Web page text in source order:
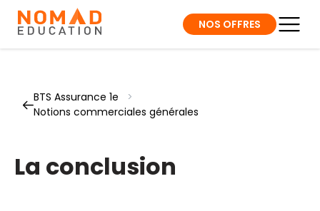
NOS OFFRES
BTS Assurance 1e
>
Notions commerciales générales
La conclusion